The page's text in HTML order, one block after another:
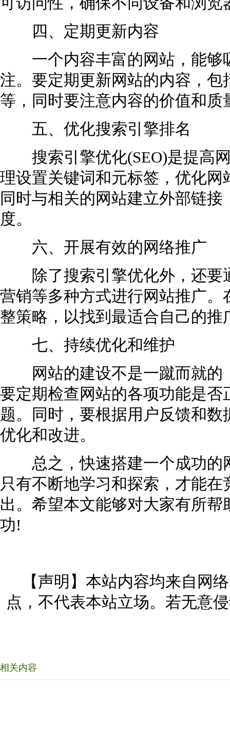
四、定期更新内容
一个内容丰富的网站，能够
注。要定期更新网站的内容，
等，同时要注意内容的价值和
五、优化搜索引擎排名
搜索引擎优化(SEO)是提高网
理设置关键词和元标签，优化
同时与相关的网站建立外部链
度。
六、开展有效的网络推广
除了搜索引擎优化外，还要
营销等多种方式进行网站推广
整策略，以找到最适合自己的推
七、持续优化和维护
网站的建设不是一蹴而就的
要定期检查网站的各项功能是
题。同时，要根据用户反馈和
优化和改进。
总之，快速搭建一个成功的
只有不断地学习和探索，才能
出。希望本文能够对大家有所
功!
【声明】本站内容均来自网
点，不代表本站立场。若无意
相关内容